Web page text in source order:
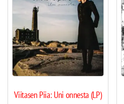
Viitasen Piia: Uni onnesta (LP)